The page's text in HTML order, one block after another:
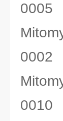
0005
0002
0010